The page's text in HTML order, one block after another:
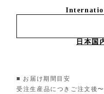
日本国
■ お届け期間目安
受注生産品につきご注文後